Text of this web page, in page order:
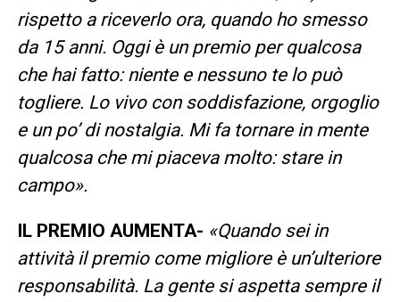
rispetto a riceverlo ora, quando ho smesso
da 15 anni. Oggi è un premio per qualcosa
che hai fatto: niente e nessuno te lo può
togliere. Lo vivo con soddisfazione, orgoglio
e un po’ di nostalgia. Mi fa tornare in mente
qualcosa che mi piaceva molto: stare in
campo».
IL PREMIO AUMENTA- «Quando sei in
attività il premio come migliore è un’ulteriore
responsabilità. La gente si aspetta sempre il